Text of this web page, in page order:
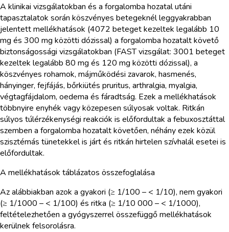
A klinikai vizsgálatokban és a forgalomba hozatal utáni
tapasztalatok során köszvényes betegeknél leggyakrabban
jelentett mellékhatások (4072 beteget kezeltek legalább 10
mg és 300 mg közötti dózissal) a forgalomba hozatalt követő
biztonságossági vizsgálatokban (FAST vizsgálat: 3001 beteget
kezeltek legalább 80 mg és 120 mg közötti dózissal), a
köszvényes rohamok, májműködési zavarok, hasmenés,
hányinger, fejfájás, bőrkiütés pruritus, arthralgia, myalgia,
végtagfájdalom, oedema és fáradtság. Ezek a mellékhatások
többnyire enyhék vagy közepesen súlyosak voltak. Ritkán
súlyos túlérzékenységi reakciók is előfordultak a febuxosztáttal
szemben a forgalomba hozatalt követően, néhány ezek közül
szisztémás tünetekkel is járt és ritkán hirtelen szívhalál esetei is
előfordultak.
A mellékhatások táblázatos összefoglalása
Az alábbiakban azok a gyakori (≥ 1/100 – < 1/10), nem gyakori
(≥ 1/1000 – < 1/100) és ritka (≥ 1/10 000 – < 1/1000),
feltételezhetően a gyógyszerrel összefüggő mellékhatások
kerülnek felsorolásra.